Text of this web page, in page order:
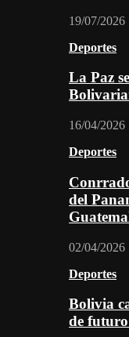
19/07/2026
Deportes
La Paz
16/04/2026
Deportes
del
02/04/2026
Deportes
Bolivia
de